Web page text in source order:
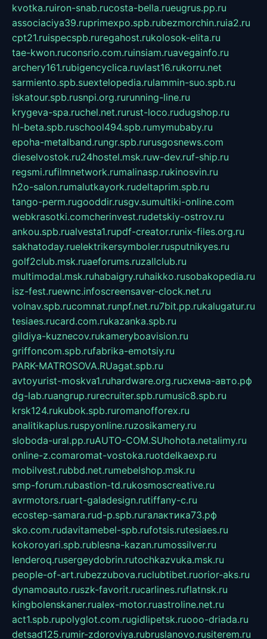
kvotka.ruiron-snab.rucosta-bella.rueugrus.pp.ru
associaciya39.ruprimexpo.spb.rubezmorchin.ruia2.ru
cpt21.ruispecspb.ruregahost.rukolosok-elita.ru
tae-kwon.ruconsrio.com.ruinsiam.ruavegainfo.ru
archery161.rubigencyclica.ruvlast16.rukorru.net
sarmiento.spb.suextelopedia.rulammin-suo.spb.ru
iskatour.spb.rusnpi.org.rurunning-line.ru
krygeva-spa.ruchel.net.rurust-loco.rudugshop.ru
hl-beta.spb.ruschool494.spb.rumymubaby.ru
epoha-metalband.rungr.spb.rurusgosnews.com
dieselvostok.ru24hostel.msk.ruw-dev.ruf-ship.ru
regsmi.rufilmnetwork.rumalinasp.rukinosvin.ru
h2o-salon.rumalutkayork.rudeltaprim.spb.ru
tango-perm.rugooddir.rusgv.sumultiki-online.com
webkrasotki.comcherinvest.rudetskiy-ostrov.ru
ankou.spb.rualvesta1.rupdf-creator.runix-files.org.ru
sakhatoday.ruelektrikersymboler.rusputnikyes.ru
golf2club.msk.ruaeforums.ruzallclub.ru
multimodal.msk.ruhabaigry.ruhaikko.rusobakopedia.ru
isz-fest.ruewnc.infoscreensaver-clock.net.ru
volnav.spb.rucomnat.runpf.net.ru7bit.pp.rukalugatur.ru
tesiaes.rucard.com.rukazanka.spb.ru
gildiya-kuznecov.rukameryboavision.ru
griffoncom.spb.rufabrika-emotsiy.ru
PARK-MATROSOVA.RUagat.spb.ru
avtoyurist-moskva1.ruhardware.org.ruсхема-авто.рф
dg-lab.ruangrup.rurecruiter.spb.rumusic8.spb.ru
krsk124.rukubok.spb.ruromanofforex.ru
analitikaplus.ruspyonline.ruzosikamery.ru
sloboda-ural.pp.ruAUTO-COM.SUhohota.netalimy.ru
online-z.comaromat-vostoka.ruotdelkaexp.ru
mobilvest.rubbd.net.rumebelshop.msk.ru
smp-forum.rubastion-td.rukosmoscreative.ru
avrmotors.ruart-galadesign.rutiffany-c.ru
ecostep-samara.rud-p.spb.ruгалактика73.рф
sko.com.rudavitamebel-spb.rufotsis.rutesiaes.ru
kokoroyari.spb.rublesna-kazan.rumossilver.ru
lenderoq.rusergeydobrin.rutochkazvuka.msk.ru
people-of-art.rubezzubova.ruclubtibet.ruorior-aks.ru
dynamoauto.ruszk-favorit.rucarlines.ruflatnsk.ru
kingbolenskaner.rualex-motor.ruastroline.net.ru
act1.spb.rupolyglot.com.rugidlipetsk.ruooo-driada.ru
detsad125.rumir-zdoroviya.rubruslanovo.rusiterem.ru